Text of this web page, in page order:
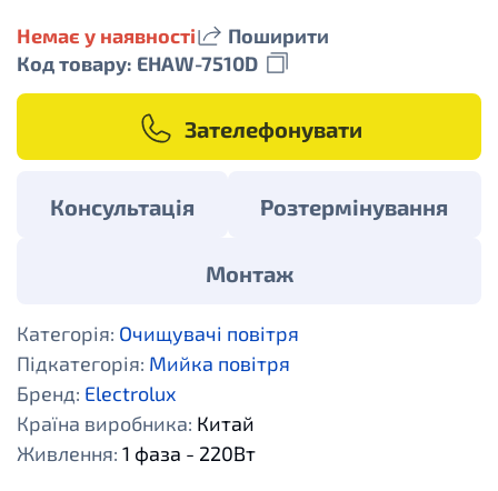
Немає у наявності
Поширити
Код товару: EHAW-7510D
Зателефонувати
Консультація Розтермінування
Монтаж
Категорія: Очищувачі повітря
Підкатегорія: Мийка повітря
Бренд: Electrolux
Країна виробника: Китай
Живлення: 1 фаза - 220Вт